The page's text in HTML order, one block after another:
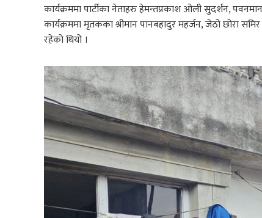
कार्यक्रममा पार्टीका नेताहरु हेमन्तप्रकाश ओली सुदर्शन,
कार्यक्रममा मृतकका श्रीमान पानबहादुर महर्जन, जेठो छोरा
रहेको थियो ।